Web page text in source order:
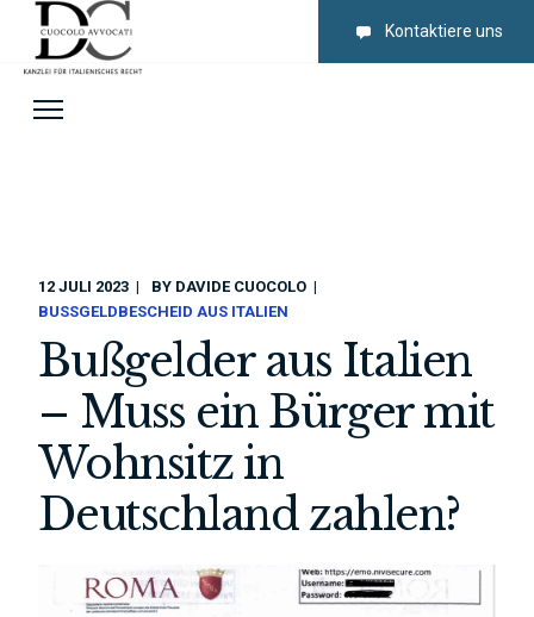
Kontaktiere uns
12 JULI 2023 BY DAVIDE CUOCOLO
BUSSGELDBESCHEID AUS ITALIEN
Bußgelder aus Italien
– Muss ein Bürger mit
Wohnsitz in
Deutschland zahlen?